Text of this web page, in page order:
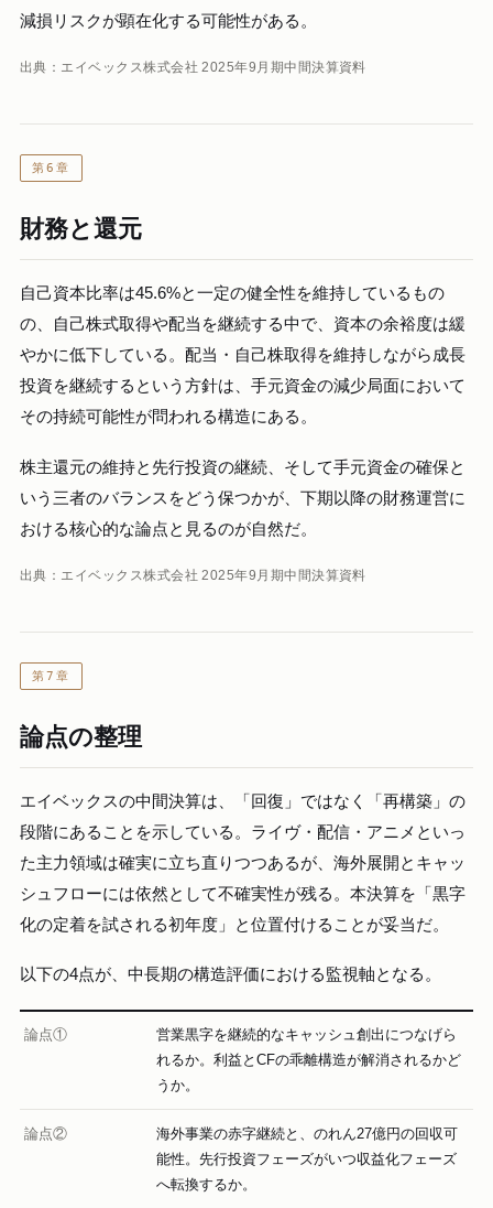
減損リスクが顕在化する可能性がある。
出典：エイベックス株式会社 2025年9月期中間決算資料
第6章
財務と還元
自己資本比率は45.6%と一定の健全性を維持しているもの
の、自己株式取得や配当を継続する中で、資本の余裕度は緩
やかに低下している。配当・自己株取得を維持しながら成長
投資を継続するという方針は、手元資金の減少局面において
その持続可能性が問われる構造にある。
株主還元の維持と先行投資の継続、そして手元資金の確保と
いう三者のバランスをどう保つかが、下期以降の財務運営に
おける核心的な論点と見るのが自然だ。
出典：エイベックス株式会社 2025年9月期中間決算資料
第7章
論点の整理
エイベックスの中間決算は、「回復」ではなく「再構築」の
段階にあることを示している。ライヴ・配信・アニメといっ
た主力領域は確実に立ち直りつつあるが、海外展開とキャッ
シュフローには依然として不確実性が残る。本決算を「黒字
化の定着を試される初年度」と位置付けることが妥当だ。
以下の4点が、中長期の構造評価における監視軸となる。
論点①
営業黒字を継続的なキャッシュ創出につなげら
れるか。利益とCFの乖離構造が解消されるかど
うか。
論点②
海外事業の赤字継続と、のれん27億円の回収可
能性。先行投資フェーズがいつ収益化フェーズ
へ転換するか。